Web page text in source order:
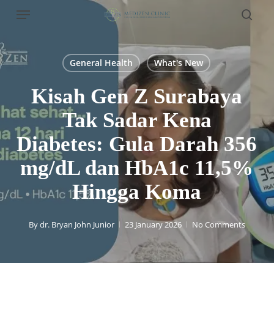
Skip
main
content
Menu
General Health What's New
Kisah Gen Z Surabaya
Tak Sadar Kena
Diabetes: Gula Darah 356
mg/dL dan HbA1c 11,5%
Hingga Koma
Bydr. Bryan John Junior 23 January 2026 No Comments